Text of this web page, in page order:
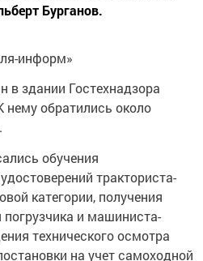
Бурганов.
информ»
в здании Гостехнадзора
нему обратились около
обучения
тракториста-
категории, получения
и машиниста-
технического осмотра
на учет самоходной